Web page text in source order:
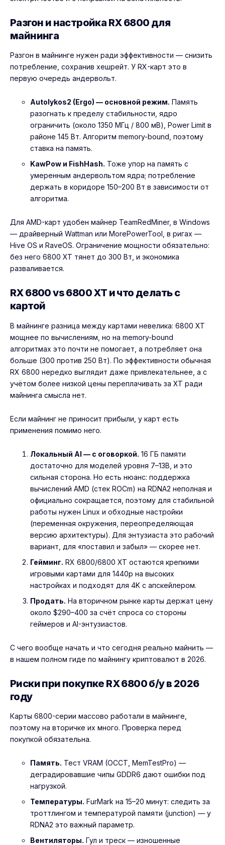
Разгон и настройка RX 6800 для
майнинга
Разгон в майнинге нужен ради эффективности — снизить
потребление, сохранив хешрейт. У RX-карт это в
первую очередь андервольт.
Autolykos2 (Ergo) — основной режим. Память
разогнать к пределу стабильности, ядро
ограничить (около 1350 МГц / 800 мВ), Power Limit в
районе 145 Вт. Алгоритм memory-bound, поэтому
ставка на память.
KawPow и FishHash. Тоже упор на память с
умеренным андервольтом ядра; потребление
держать в коридоре 150–200 Вт в зависимости от
алгоритма.
Для AMD-карт удобен майнер TeamRedMiner, в Windows
— драйверный Wattman или MorePowerTool, в ригах —
Hive OS и RaveOS. Ограничение мощности обязательно:
без него 6800 XT тянет до 300 Вт, и экономика
разваливается.
RX 6800 vs 6800 XT и что делать с
картой
В майнинге разница между картами невелика: 6800 XT
мощнее по вычислениям, но на memory-bound
алгоритмах это почти не помогает, а потребляет она
больше (300 против 250 Вт). По эффективности обычная
RX 6800 нередко выглядит даже привлекательнее, а с
учётом более низкой цены переплачивать за XT ради
майнинга смысла нет.
Если майнинг не приносит прибыли, у карт есть
применения помимо него.
Локальный AI — с оговоркой. 16 ГБ памяти
достаточно для моделей уровня 7–13B, и это
сильная сторона. Но есть нюанс: поддержка
вычислений AMD (стек ROCm) на RDNA2 неполная и
официально сокращается, поэтому для стабильной
работы нужен Linux и обходные настройки
(переменная окружения, переопределяющая
версию архитектуры). Для энтузиаста это рабочий
вариант, для «поставил и забыл» — скорее нет.
Гейминг. RX 6800/6800 XT остаются крепкими
игровыми картами для 1440p на высоких
настройках и подходят для 4K с апскейлером.
Продать. На вторичном рынке карты держат цену
около $290–400 за счёт спроса со стороны
геймеров и AI-энтузиастов.
С чего вообще начать и что сегодня реально майнить —
в нашем полном гиде по майнингу криптовалют в 2026.
Риски при покупке RX 6800 б/у в 2026
году
Карты 6800-серии массово работали в майнинге,
поэтому на вторичке их много. Проверка перед
покупкой обязательна.
Память. Тест VRAM (OCCT, MemTestPro) —
деградировавшие чипы GDDR6 дают ошибки под
нагрузкой.
Температуры. FurMark на 15–20 минут: следить за
троттлингом и температурой памяти (junction) — у
RDNA2 это важный параметр.
Вентиляторы. Гул и треск — изношенные